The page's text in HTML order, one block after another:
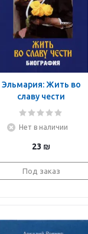
Эльмария: Жить во
славу чести
Нет в наличии
23 ₪
Под заказ